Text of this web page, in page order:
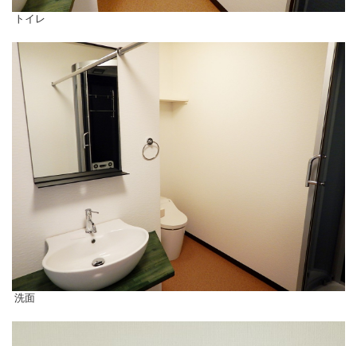
トイレ
洗面